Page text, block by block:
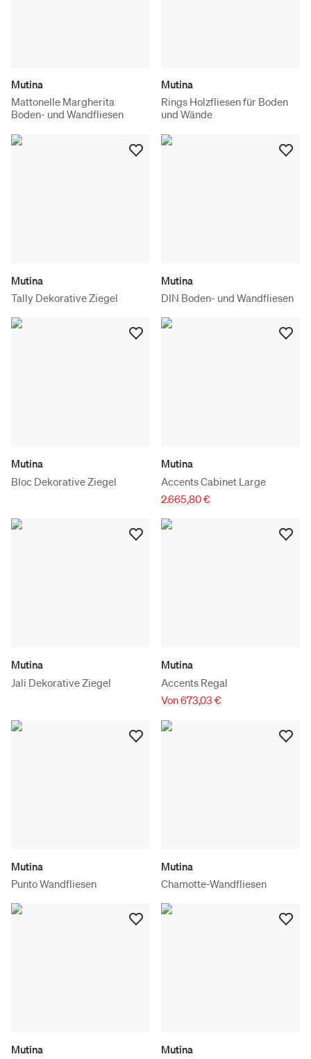
Mutina
Mattonelle Margherita
Boden- und Wandfliesen
Mutina
Rings Holzfliesen für Boden
und Wände
Mutina
Tally Dekorative Ziegel
Mutina
DIN Boden- und Wandfliesen
Mutina
Bloc Dekorative Ziegel
Mutina
Accents Cabinet Large
2.665,80 €
Mutina
Jali Dekorative Ziegel
Mutina
Accents Regal
Von 673,03 €
Mutina
Punto Wandfliesen
Mutina
Chamotte-Wandfliesen
Mutina
Mutina